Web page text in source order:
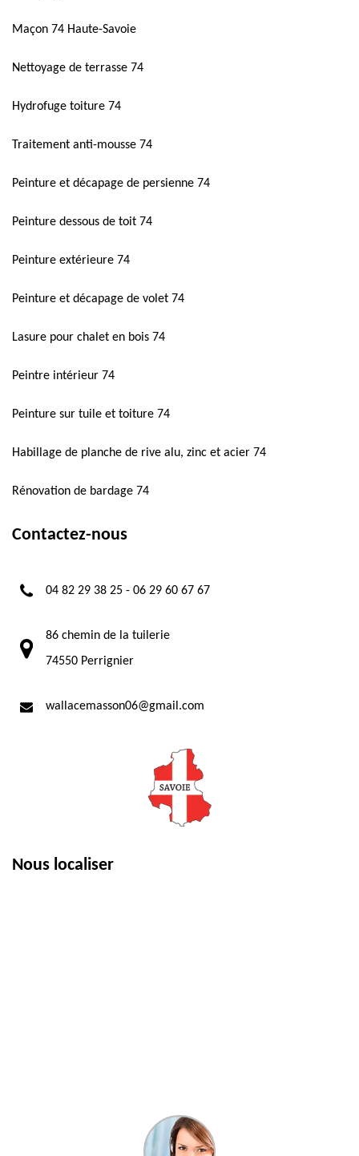
Maçon 74 Haute-Savoie
Nettoyage de terrasse 74
Hydrofuge toiture 74
Traitement anti-mousse 74
Peinture et décapage de persienne 74
Peinture dessous de toit 74
Peinture extérieure 74
Peinture et décapage de volet 74
Lasure pour chalet en bois 74
Peintre intérieur 74
Peinture sur tuile et toiture 74
Habillage de planche de rive alu, zinc et acier 74
Rénovation de bardage 74
Contactez-nous
04 82 29 38 25 - 06 29 60 67 67
86 chemin de la tuilerie
74550 Perrignier
wallacemasson06@gmail.com
Nous localiser